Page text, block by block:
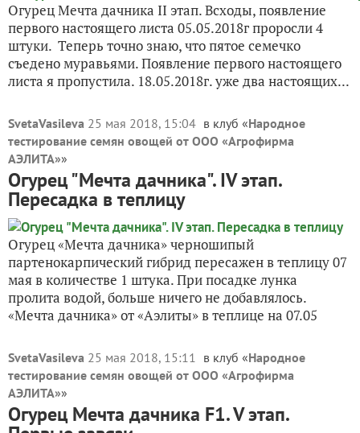
Огурец Мечта дачника II этап. Всходы, появление
первого настоящего листа 05.05.2018г проросли 4
штуки. Теперь точно знаю, что пятое семечко
съедено муравьями. Появление первого настоящего
листа я пропустила. 18.05.2018г. уже два настоящих...
SvetaVasileva 25 мая 2018, 15:04 в клуб «Народное
тестирование семян овощей от ООО «Агрофирма
АЭЛИТА»»
Огурец "Мечта дачника". IV этап.
Пересадка в теплицу
Огурец «Мечта дачника» черношипый
партенокарпический гибрид пересажен в теплицу 07
мая в количестве 1 штука. При посадке лунка
пролита водой, больше ничего не добавлялось.
«Мечта дачника» от «Аэлиты» в теплице на 07.05
SvetaVasileva 25 мая 2018, 15:11 в клуб «Народное
тестирование семян овощей от ООО «Агрофирма
АЭЛИТА»»
Огурец Мечта дачника F1. V этап.